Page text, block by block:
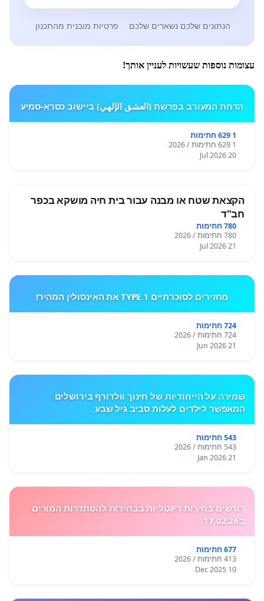
הנתונים שלכם נשארים שלכם פרטיות מובנית מהתכנון
עצומות נוספות שעשויות לעניין אותך!
הדחת המעורב בפרשת (العشق الإلهي) ביישוב כסרא-סמיע
1 629 חתימות
1 629 חתימות / 2026
20 Jul 2026
הקצאת שטח או מבנה עבור בית חיה מושקא בכפר
חב"ד
780 חתימות
780 חתימות / 2026
21 Jul 2026
מחזירים לסוכרתיים TYPE 1 את האינסולין המהיר!
724 חתימות
724 חתימות / 2026
21 Jun 2026
שמירה על הייחודיות של חינוך וולדורף בירושלים
המאפשר לילדים לעלות סביב גיל שבע
543 חתימות
543 חתימות / 2026
21 Jan 2026
דורשים בחירות דיגטליות בבחירות להסתדרות המורים
ב17.02.26
677 חתימות
413 חתימות / 2026
10 Dec 2025